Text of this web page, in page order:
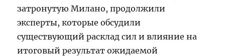
затронутую Милано, продолжили
эксперты, которые обсудили
существующий расклад сил и влияние на
итоговый результат ожидаемой